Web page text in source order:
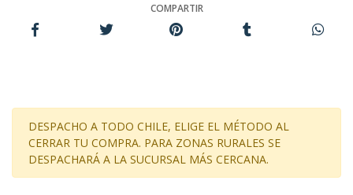
COMPARTIR
DESPACHO A TODO CHILE, ELIGE EL MÉTODO AL
CERRAR TU COMPRA. PARA ZONAS RURALES SE
DESPACHARÁ A LA SUCURSAL MÁS CERCANA.